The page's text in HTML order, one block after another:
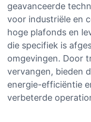
geavanceerde
voor industriële en
hoge plafonds en
die specifiek is
omgevingen. Door
vervangen, bieden
energie-efficiëntie
verbeterde